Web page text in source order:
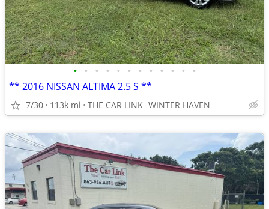
• • • • • • • • • • • •
** 2016 NISSAN ALTIMA 2.5 S **
7/30 113k mi THE CAR LINK -WINTER HAVEN